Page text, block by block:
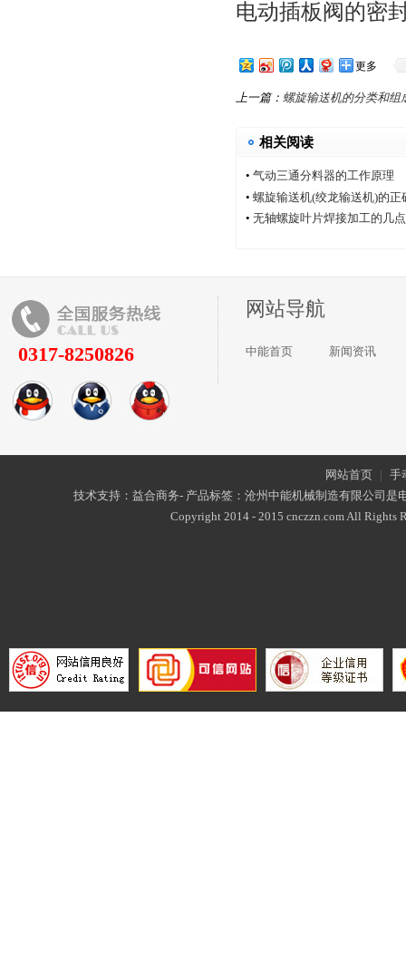
电动插板阀的密
更多
上一篇： 螺旋输送机的分类和组
相关阅读
• 气动三通分料器的工作原理
• 螺旋输送机(绞龙输送机)的
• 无轴螺旋叶片焊接加工的几
0317-8250826
网站导航
中能首页 新闻资讯
网站首页 | 手
技术支持：益合商务- 产品标签：沧州中能机械制造有限公司是
Copyright 2014 - 2015 cnczzn.com All Rights